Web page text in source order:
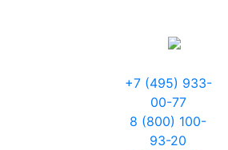
+7 (495) 933-
00-77
8 (800) 100-
93-20